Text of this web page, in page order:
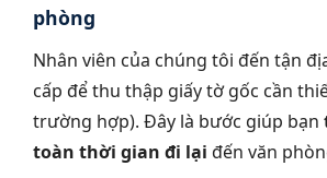
phòng
Nhân viên của chúng tôi đến tận
cấp để thu thập giấy tờ gốc cần
trường hợp). Đây là bước giúp bạn
toàn thời gian đi lại đến văn